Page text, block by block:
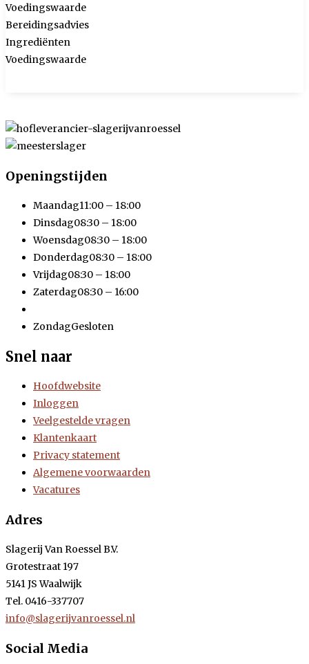
Voedingswaarde
Bereidingsadvies
Ingrediënten
Voedingswaarde
Openingstijden
Maandag11:00 – 18:00
Dinsdag08:30 – 18:00
Woensdag08:30 – 18:00
Donderdag08:30 – 18:00
Vrijdag08:30 – 18:00
Zaterdag08:30 – 16:00
ZondagGesloten
Snel naar
Hoofdwebsite
Inloggen
Veelgestelde vragen
Klantenkaart
Privacy statement
Algemene voorwaarden
Vacatures
Adres
Slagerij Van Roessel B.V.
Grotestraat 197
5141 JS Waalwijk
Tel. 0416-337707
info@slagerijvanroessel.nl
Social Media